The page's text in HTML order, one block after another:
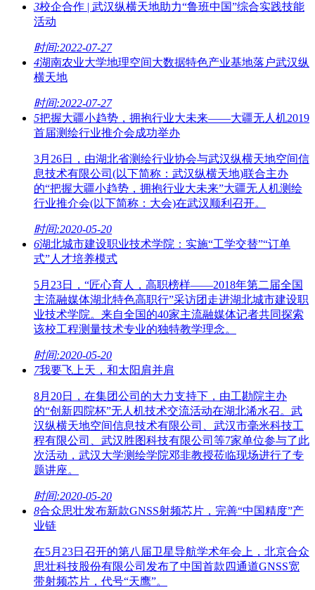
3校企合作 | 武汉纵横天地助力“鲁班中国”综合实践技能
活动
时间:2022-07-27
4湖南农业大学地理空间大数据特色产业基地落户武汉纵
横天地
时间:2022-07-27
5把握大疆小趋势，拥抱行业大未来——大疆无人机2019
首届测绘行业推介会成功举办
3月26日，由湖北省测绘行业协会与武汉纵横天地空间信
息技术有限公司(以下简称：武汉纵横天地)联合主办
的“把握大疆小趋势，拥抱行业大未来”大疆无人机测绘
行业推介会(以下简称：大会)在武汉顺利召开。
时间:2020-05-20
6湖北城市建设职业技术学院：实施“工学交替”“订单
式”人才培养模式
5月23日，“匠心育人，高职榜样——2018年第二届全国
主流融媒体湖北特色高职行”采访团走进湖北城市建设职
业技术学院。来自全国的40家主流融媒体记者共同探索
该校工程测量技术专业的独特教学理念。
时间:2020-05-20
7我要飞上天，和太阳肩并肩
8月20日，在集团公司的大力支持下，由工勘院主办
的“创新四院杯”无人机技术交流活动在湖北浠水召。武
汉纵横天地空间信息技术有限公司、武汉市毫米科技工
程有限公司、武汉胜图科技有限公司等7家单位参与了此
次活动，武汉大学测绘学院邓非教授莅临现场进行了专
题讲座。
时间:2020-05-20
8合众思壮发布新款GNSS射频芯片，完善“中国精度”产
业链
在5月23日召开的第八届卫星导航学术年会上，北京合众
思壮科技股份有限公司发布了中国首款四通道GNSS宽
带射频芯片，代号“天鹰”。